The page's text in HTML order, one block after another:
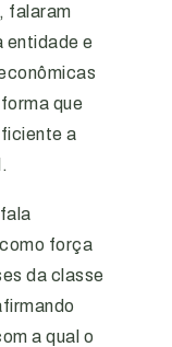
falaram
entidade e
que
a
força
da classe
a qual o